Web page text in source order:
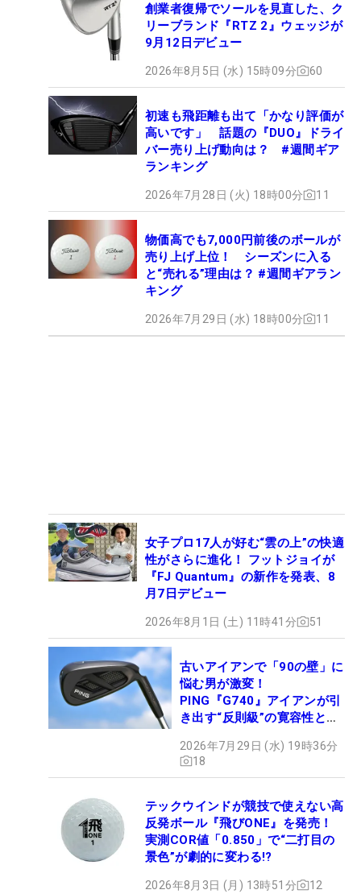
創業者復帰でソールを見直した、ク
リーブランド『RTZ 2』ウェッジが
9月12日デビュー
2026年8月5日 (水) 15時09分 60
初速も飛距離も出て「かなり評価が
高いです」 話題の『DUO』ドライ
バー売り上げ動向は？ #週間ギア
ランキング
2026年7月28日 (火) 18時00分 11
物価高でも7,000円前後のボールが
売り上げ上位！ シーズンに入る
と“売れる”理由は？ #週間ギアラン
キング
2026年7月29日 (水) 18時00分 11
女子プロ17人が好む“雲の上”の快適
性がさらに進化！ フットジョイが
『FJ Quantum』の新作を発表、8
月7日デビュー
2026年8月1日 (土) 11時41分 51
古いアイアンで「90の壁」に
悩む男が激変！
PING『G740』アイアンが引
き出す“反則級”の寛容性と飛
2026年7月29日 (水) 19時36分
18
テックウインドが競技で使えない高
反発ボール『飛びONE』を発売！
実測COR値「0.850」で“二打目の
景色”が劇的に変わる!?
2026年8月3日 (月) 13時51分 12